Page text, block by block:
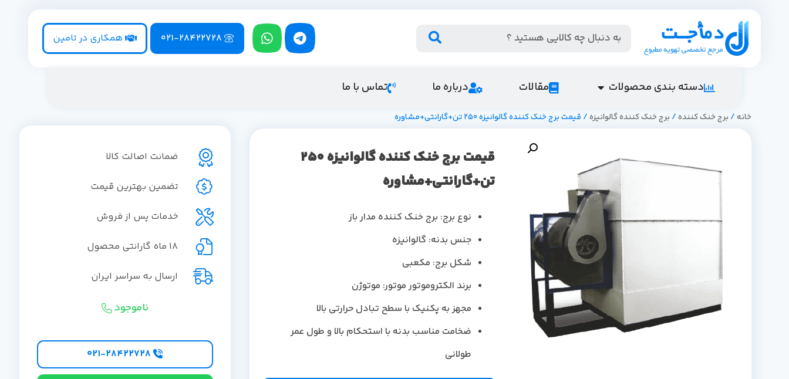
021-28422728 همکاری در تامین
دسته بندی محصولات مقالات درباره ما تماس با ما
خانه/ برج خنک کننده/ برج خنک کننده گالوانیزه/ قیمت برج خنک کننده گالوانیزه 250 تن+گارانتی+مشاوره
قیمت برج خنک کننده گالوانیزه 250
تن+گارانتی+مشاوره
نوع برج: برج خنک کننده مدار باز
جنس بدنه: گالوانیزه
شکل برج: مکعبی
برند الکتروموتور موتور: موتوژن
مجهز به پکنیک با سطح تبادل حرارتی بالا
ضخامت مناسب بدنه با استحکام بالا و طول عمر
طولانی
ضمانت اصالت کالا
تضمین بهترین قیمت
خدمات پس از فروش
18 ماه گارانتی محصول
ارسال به سراسر ایران
ناموجود
۰۲۱-۲۸۴۲۲۷28